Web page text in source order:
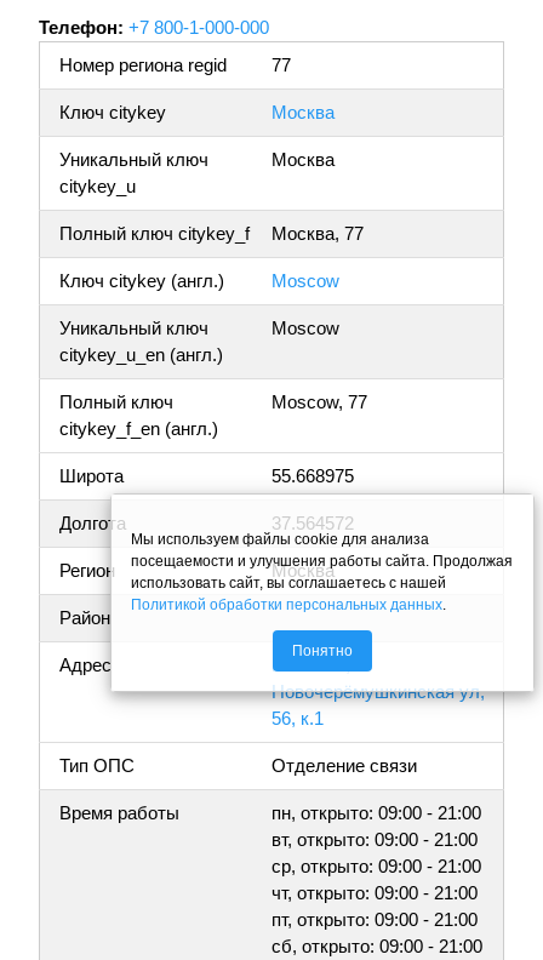
Телефон: +7 800-1-000-000
Номер региона regid
77
Ключ citykey Москва
Уникальный ключ
citykey_u
Москва
Полный ключ citykey_f Москва, 77
Ключ citykey (англ.) Moscow
Уникальный ключ
citykey_u_en (англ.)
Moscow
Полный ключ
citykey_f_en (англ.)
Moscow, 77
Широта 55.668975
Долгота 37.564572
Регион Москва
Район
Адрес
г Москва,
Новочерёмушкинская ул,
56, к.1
Тип ОПС Отделение связи
Время работы
пн, открыто: 09:00 - 21:00
вт, открыто: 09:00 - 21:00
ср, открыто: 09:00 - 21:00
чт, открыто: 09:00 - 21:00
пт, открыто: 09:00 - 21:00
сб, открыто: 09:00 - 21:00
Мы используем файлы cookie для анализа
посещаемости и улучшения работы сайта. Продолжая
использовать сайт, вы соглашаетесь с нашей
Политикой обработки персональных данных
Понятно